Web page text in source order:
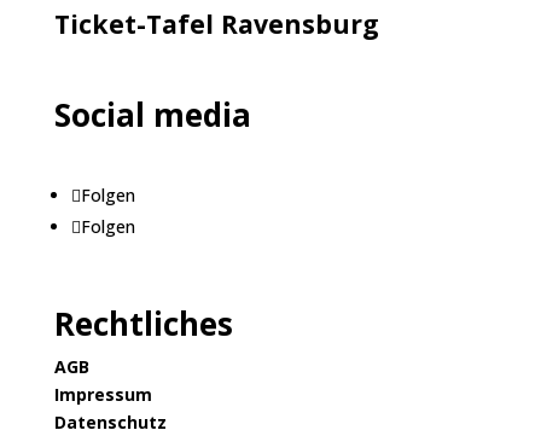
Ticket-Tafel Ravensburg
Social media
Folgen
Folgen
Rechtliches
AGB
Impressum
Datenschutz